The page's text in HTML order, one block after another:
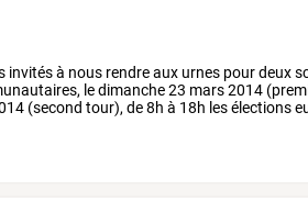
invitésà nous rendreaux urnes pourdeux
ledimanche23 mars2014
(second tour),de8h à 18h lesélections